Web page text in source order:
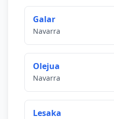
Galar
Navarra
Olejua
Navarra
Lesaka